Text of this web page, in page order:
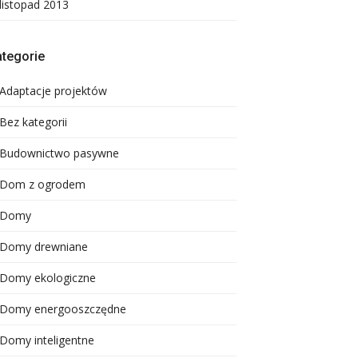
listopad 2013
Adaptacje projektów
Bez kategorii
Budownictwo pasywne
Dom z ogrodem
Domy
Domy drewniane
Domy ekologiczne
Domy energooszczędne
Domy inteligentne